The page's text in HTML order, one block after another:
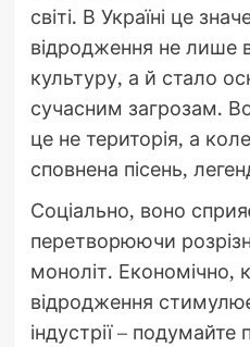
світі. В Україні це
відродження не лише
культуру, а й стало
сучасним загрозам.
це не територія, а
сповнена пісень,
Соціально, воно
перетворюючи
моноліт. Економічно,
відродження
індустрії –